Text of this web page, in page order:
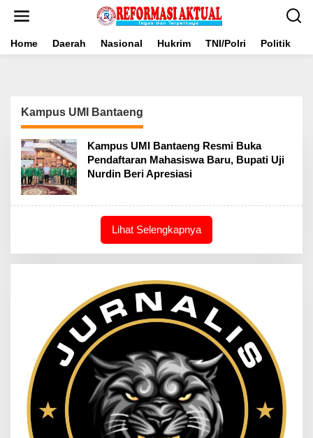
Home Daerah Nasional Hukrim TNI/Polri Politik
Kampus UMI Bantaeng
Kampus UMI Bantaeng Resmi Buka
Pendaftaran Mahasiswa Baru, Bupati Uji
Nurdin Beri Apresiasi
Lihat Selengkapnya